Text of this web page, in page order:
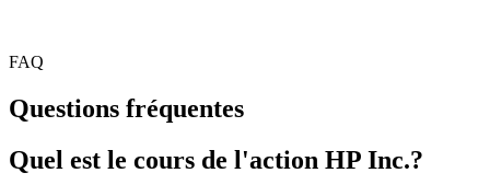
FAQ
Questions fréquentes
Quel est le cours de l'action HP Inc.?